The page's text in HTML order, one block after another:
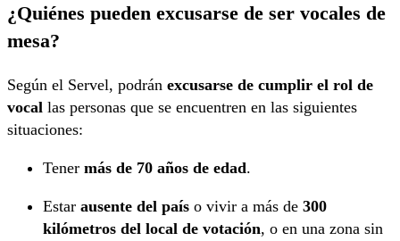
¿Quiénes pueden excusarse de ser vocales de
mesa?
Según el Servel, podrán excusarse de cumplir el rol de
vocal las personas que se encuentren en las siguientes
situaciones:
Tener más de 70 años de edad.
Estar ausente del país o vivir a más de 300
kilómetros del local de votación, o en una zona sin